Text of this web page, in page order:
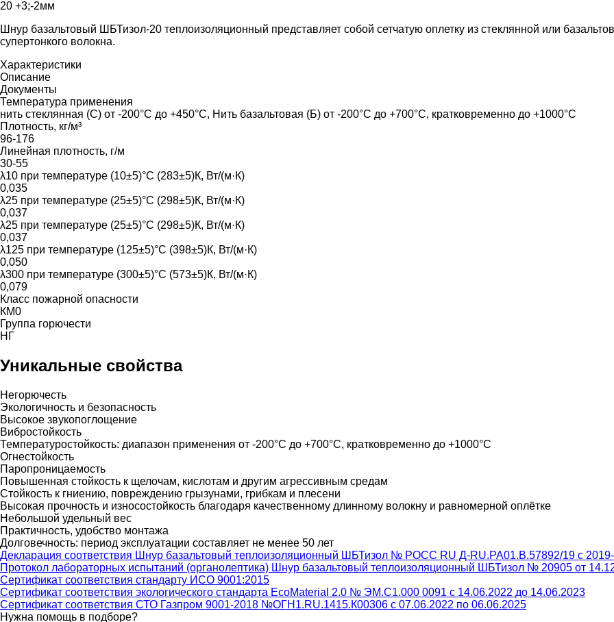
20 +3;-2мм
Шнур базальтовый ШБТизол-20 теплоизоляционный представляет собой сетчатую оплетку из стеклянной или
супертонкого волокна.
Характеристики
Описание
Документы
Температура применения
нить стеклянная (С) от -200°С до +450°С, Нить базальтовая (Б) от -200°С до +700°С, кратковременно до +1000°С
Плотность, кг/м³
96-176
Линейная плотность, г/м
30-55
λ10 при температуре (10±5)°С (283±5)К, Вт/(м·К)
0,035
λ25 при температуре (25±5)°С (298±5)К, Вт/(м·К)
0,037
λ25 при температуре (25±5)°С (298±5)К, Вт/(м·К)
0,037
λ125 при температуре (125±5)°С (398±5)К, Вт/(м·К)
0,050
λ300 при температуре (300±5)°С (573±5)К, Вт/(м·К)
0,079
Класс пожарной опасности
КМ0
Группа горючести
НГ
Уникальные свойства
Негорючесть
Экологичность и безопасность
Высокое звукопоглощение
Вибростойкость
Температуростойкость: диапазон применения от -200°C до +700°C, кратковременно до +1000°C
Огнестойкость
Паропроницаемость
Повышенная стойкость к щелочам, кислотам и другим агрессивным средам
Стойкость к гниению, повреждению грызунами, грибкам и плесени
Высокая прочность и износостойкость благодаря качественному длинному волокну и равномерной оплётке
Небольшой удельный вес
Практичность, удобство монтажа
Долговечность: период эксплуатации составляет не менее 50 лет
Декларация соответствия Шнур базальтовый теплоизоляционный ШБТизол № РОСС RU Д-RU.PA01.B.57892/19 с
Протокол лабораторных испытаний (органолептика) Шнур базальтовый теплоизоляционный ШБТизол № 20905 от
Сертификат соответствия стандарту ИСО 9001:2015
Сертификат соответствия экологического стандарта EcoMaterial 2.0 № ЭМ.С1.000 0091 с 14.06.2022 до 14.06.2023
Сертификат соответствия СТО Газпром 9001-2018 №ОГН1.RU.1415.К00306 с 07.06.2022 по 06.06.2025
Нужна помощь в подборе?